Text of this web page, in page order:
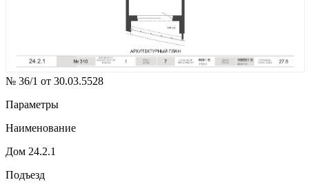
№ 36/1 от 30.03.5528
Параметры
Наименование
Дом 24.2.1
Подъезд